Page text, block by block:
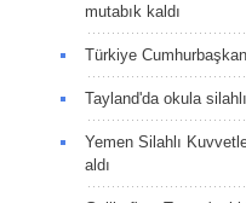
mutabık kaldı
Türkiye
Tayland'da okula silahlı
Yemen Silahlı
aldı